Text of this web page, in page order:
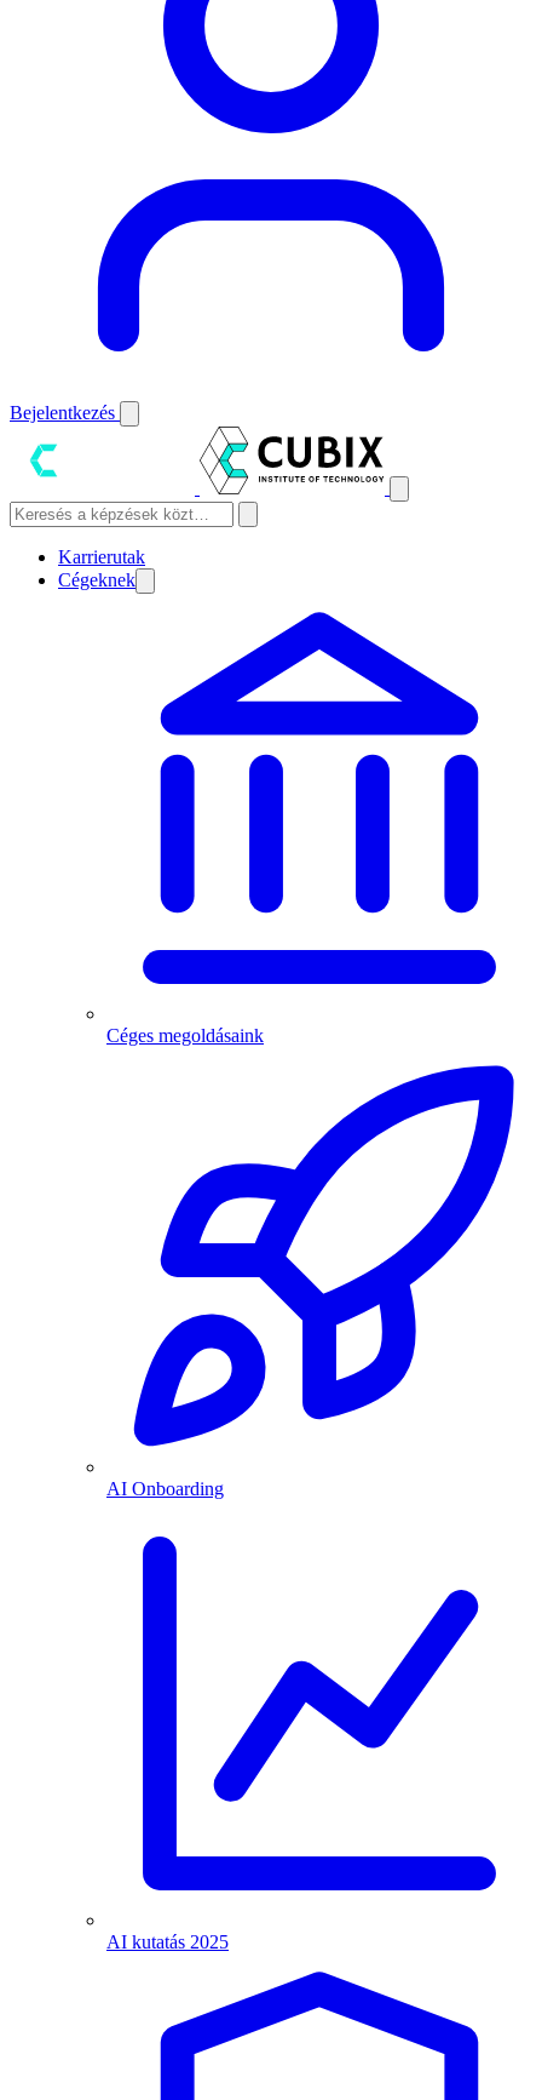
Bejelentkezés
Karrierutak
Cégeknek
Céges megoldásaink
AI Onboarding
AI kutatás 2025